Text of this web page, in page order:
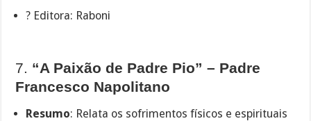
? Editora: Raboni
7. “A Paixão de Padre Pio” – Padre
Francesco Napolitano
Resumo: Relata os sofrimentos físicos e espirituais